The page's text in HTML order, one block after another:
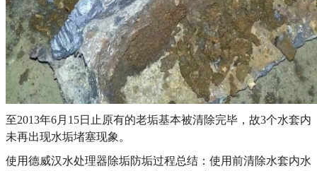
至2013年6月15日止原有的老垢基本被清除完毕，故3个水套内
未再出现水垢堵塞现象。
使用德威汉水处理器除垢防垢过程总结：使用前清除水套内水